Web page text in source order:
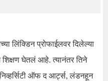
लिंक्डिन प्रोफाईलवर दिलेल्या
शिक्षण घेतलं आहे. त्यानंतर तिने
ऑफ द आर्ट्स, लंडनहून